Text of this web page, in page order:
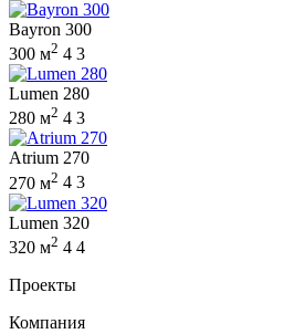
Bayron 300
300 м2 4 3
Lumen 280
280 м2 4 3
Atrium 270
270 м2 4 3
Lumen 320
320 м2 4 4
Проекты
Компания